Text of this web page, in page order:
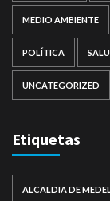
MEDIO AMBIENTE
POLÍTICA
UNCATEGORIZED
Etiquetas
ALCALDIA DE